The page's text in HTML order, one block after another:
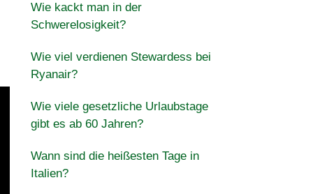
Wie kackt man in der
Schwerelosigkeit?
Wie viel verdienen Stewardess bei
Ryanair?
Wie viele gesetzliche Urlaubstage
gibt es ab 60 Jahren?
Wann sind die heißesten Tage in
Italien?